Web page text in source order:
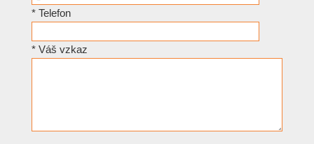
* Telefon
* Váš vzkaz